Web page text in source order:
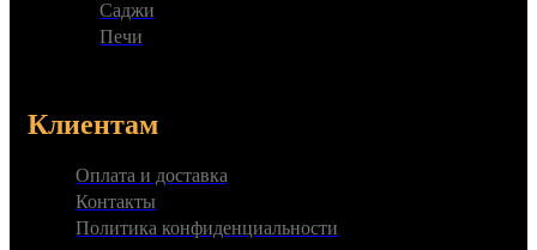
Саджи
Печи
Клиентам
Оплата и доставка
Контакты
Политика конфиденциальности